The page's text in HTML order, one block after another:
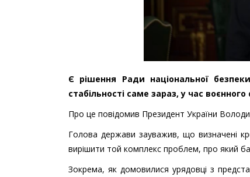
Є рішення Ради національної
стабільності саме зараз, у час воєнного
Про це повідомив Президент України
Голова держави зауважив, що визначені
вирішити той комплекс проблем, про який
Зокрема, як домовилися урядовці з